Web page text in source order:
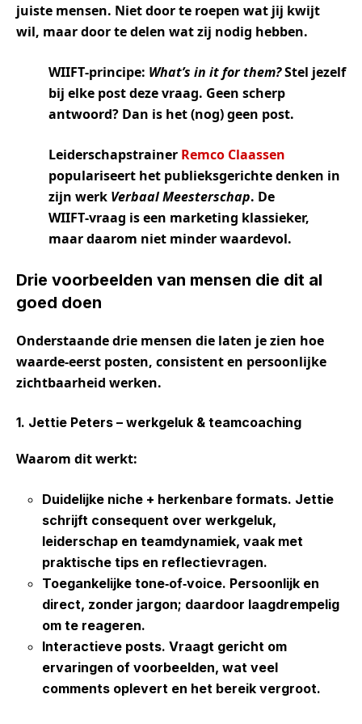
juiste mensen. Niet door te roepen wat jij kwijt
wil, maar door te delen wat zij nodig hebben.
WIIFT‑principe: What’s in itforthem?Stel jezelf
bij elke post deze vraag. Geen scherp
antwoord? Dan is het (nog) geen post.
Leiderschapstrainer Remco Claassen
populariseert het publieksgerichte denken in
zijn werk VerbaalMeesterschap. De
WIIFT‑vraag is een marketing klassieker,
maar daarom niet minder waardevol.
Drie voorbeelden van mensen die dit al
goed doen
Onderstaande drie mensen die laten je zien hoe
waarde‑eerst posten, consistent en persoonlijke
zichtbaarheid werken.
1. Jettie Peters – werkgeluk & teamcoaching
Waarom ditwerkt:
Duidelijke niche + herkenbare formats. Jettie
schrijft consequent over werkgeluk,
leiderschap en teamdynamiek, vaak met
praktische tips en reflectievragen.
Toegankelijke tone‑of‑voice. Persoonlijk en
direct, zonder jargon; daardoor laagdrempelig
om te reageren.
Interactieve posts. Vraagt gericht om
ervaringen of voorbeelden, wat veel
comments oplevert en het bereik vergroot.